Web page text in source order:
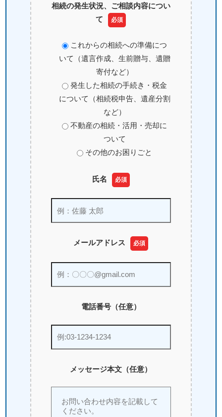
相続の発生状況、ご相談内容につい
て
必須
これからの相続への準備につ
いて（遺言作成、生前贈与、遺贈
寄付など）
発生した相続の手続き・税金
について（相続税申告、遺産分割
など）
不動産の相続・活用・売却に
ついて
その他のお困りごと
氏名 必須
メールアドレス 必須
電話番号（任意）
メッセージ本文（任意）